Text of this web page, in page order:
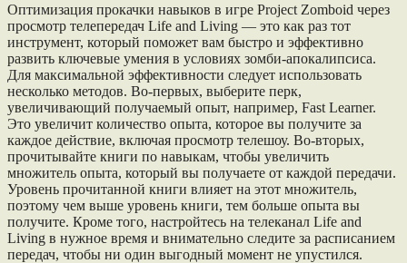
Оптимизация прокачки навыков в игре Project Zomboid через
просмотр телепередач Life and Living — это как раз тот
инструмент, который поможет вам быстро и эффективно
развить ключевые умения в условиях зомби-апокалипсиса.
Для максимальной эффективности следует использовать
несколько методов. Во-первых, выберите перк,
увеличивающий получаемый опыт, например, Fast Learner.
Это увеличит количество опыта, которое вы получите за
каждое действие, включая просмотр телешоу. Во-вторых,
прочитывайте книги по навыкам, чтобы увеличить
множитель опыта, который вы получаете от каждой передачи.
Уровень прочитанной книги влияет на этот множитель,
поэтому чем выше уровень книги, тем больше опыта вы
получите. Кроме того, настройтесь на телеканал Life and
Living в нужное время и внимательно следите за расписанием
передач, чтобы ни один выгодный момент не упустился.